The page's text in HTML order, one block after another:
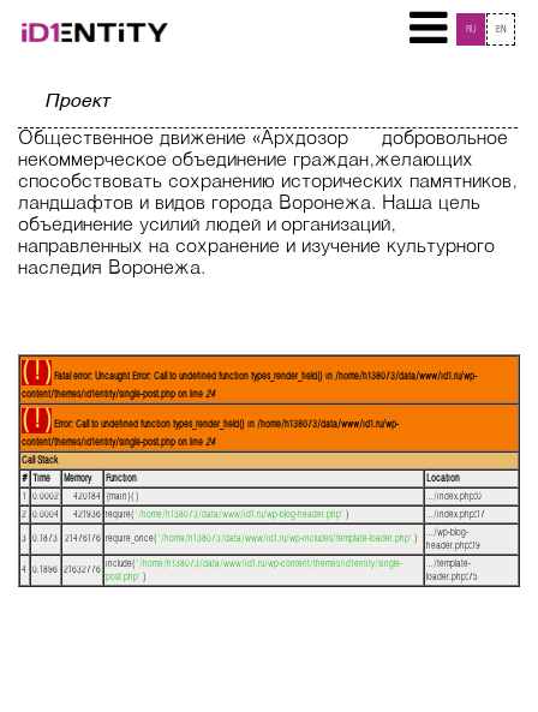
RU EN
Проект
Общественное движение «Архдозор» — добровольное
некоммерческое объединение граждан, желающих
способствовать сохранению исторических памятников,
ландшафтов и видов города Воронежа. Наша цель –
объединение усилий людей и организаций,
направленных на сохранение и изучение культурного
наследия Воронежа.
( ! )Fatal error: Uncaught Error: Call to undefined function types_render_field() in /home/h138073/data/www/id1.ru/wp-
content/themes/id1entity/single-post.php on line 24
( ! )Error: Call to undefined function types_render_field() in /home/h138073/data/www/id1.ru/wp-
content/themes/id1entity/single-post.php on line 24
Call Stack
# Time Memory Function
Location
1
0.0002 420184 {main}( ) .../index.php:0
2 0.0004 421936 require( '/home/h138073/data/www/id1.ru/wp-blog-header.php' ) .../index.php:17
3 0.1873 21476176 require_once( '/home/h138073/data/www/id1.ru/wp-includes/template-loader.php' )
.../wp-blog-
header.php:19
4 0.1896 21632776
include( '/home/h138073/data/www/id1.ru/wp-content/themes/id1entity/single-
post.php' )
.../template-
loader.php:75